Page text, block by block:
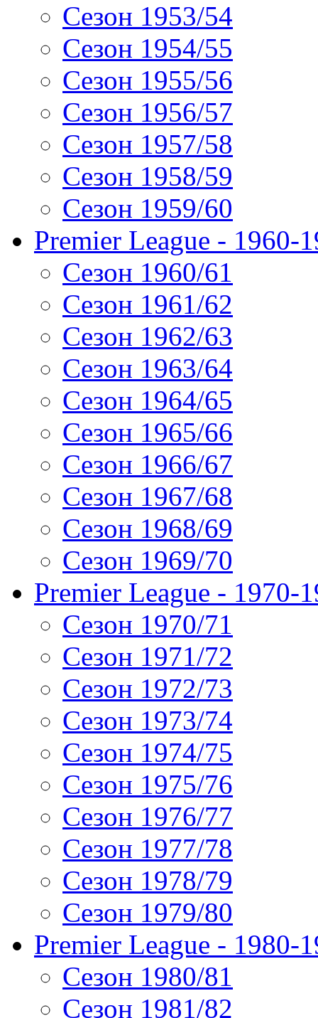
Сезон 1953/54
Сезон 1954/55
Сезон 1955/56
Сезон 1956/57
Сезон 1957/58
Сезон 1958/59
Сезон 1959/60
Premier League - 1960-
Сезон 1960/61
Сезон 1961/62
Сезон 1962/63
Сезон 1963/64
Сезон 1964/65
Сезон 1965/66
Сезон 1966/67
Сезон 1967/68
Сезон 1968/69
Сезон 1969/70
Premier League - 1970-
Сезон 1970/71
Сезон 1971/72
Сезон 1972/73
Сезон 1973/74
Сезон 1974/75
Сезон 1975/76
Сезон 1976/77
Сезон 1977/78
Сезон 1978/79
Сезон 1979/80
Premier League - 1980-
Сезон 1980/81
Сезон 1981/82